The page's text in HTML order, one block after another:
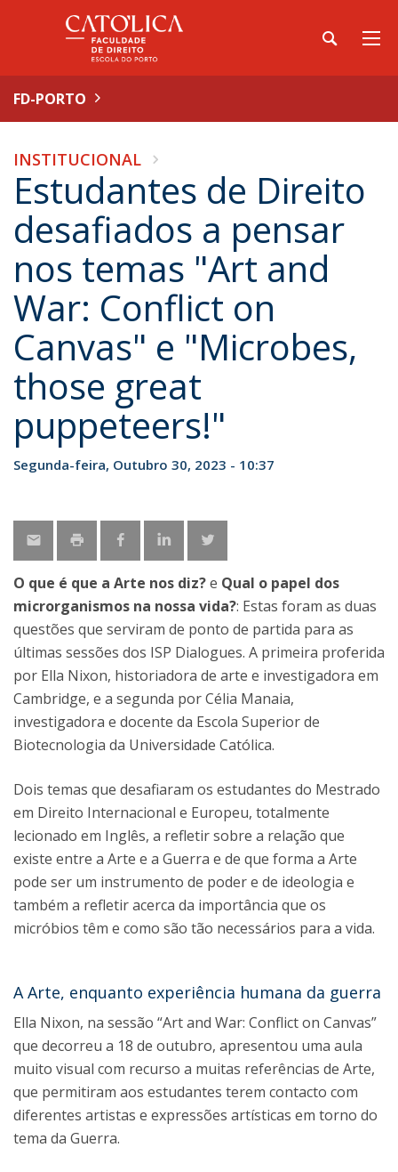
FD-PORTO
INSTITUCIONAL
Estudantes de Direito
desafiados a pensar
nos temas "Art and
War: Conflict on
Canvas" e "Microbes,
those great
puppeteers!"
Segunda-feira, Outubro 30, 2023 - 10:37
O que é que a Arte nos diz?e Qual o papel dos
microrganismos na nossa vida?: Estas foram as duas
questões que serviram de ponto de partida para as
últimas sessões dos ISP Dialogues. A primeira proferida
por Ella Nixon, historiadora de arte e investigadora em
Cambridge, e a segunda por Célia Manaia,
investigadora e docente da Escola Superior de
Biotecnologia da Universidade Católica.
Dois temas que desafiaram os estudantes do Mestrado
em Direito Internacional e Europeu, totalmente
lecionado em Inglês, a refletir sobre a relação que
existe entre a Arte e a Guerra e de que forma a Arte
pode ser um instrumento de poder e de ideologia e
também a refletir acerca da importância que os
micróbios têm e como são tão necessários para a vida.
A Arte, enquanto experiência humana da guerra
Ella Nixon, na sessão “Art and War: Conflict on Canvas”
que decorreu a 18 de outubro, apresentou uma aula
muito visual com recurso a muitas referências de Arte,
que permitiram aos estudantes terem contacto com
diferentes artistas e expressões artísticas em torno do
tema da Guerra.